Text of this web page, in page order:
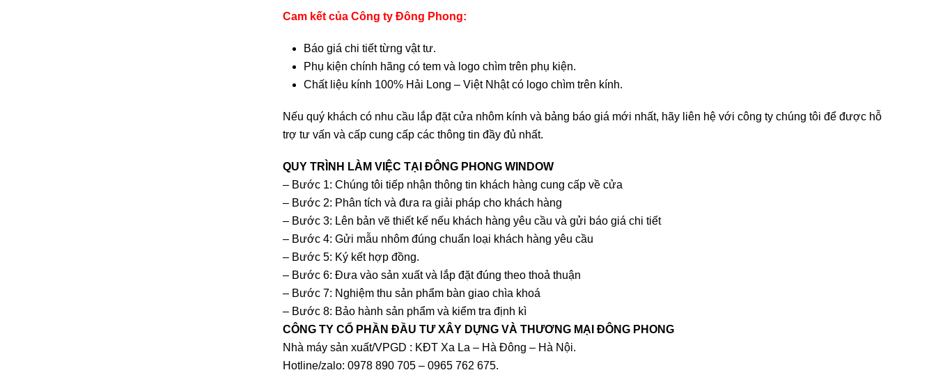
Cam kết của Công ty Đông Phong:
Báo giá chi tiết từng vật tư.
Phụ kiện chính hãng có tem và logo chìm trên phụ kiện.
Chất liệu kính 100% Hải Long – Việt Nhật có logo chìm trên kính.
Nếu quý khách có nhu cầu lắp đặt cửa nhôm kính và bảng báo giá mới nhất, hãy liên hệ với công ty chúng tôi để được hỗ
trợ tư vấn và cấp cung cấp các thông tin đầy đủ nhất.
QUY TRÌNH LÀM VIỆC TẠI ĐÔNG PHONG WINDOW
– Bước 1: Chúng tôi tiếp nhận thông tin khách hàng cung cấp về cửa
– Bước 2: Phân tích và đưa ra giải pháp cho khách hàng
– Bước 3: Lên bản vẽ thiết kế nếu khách hàng yêu cầu và gửi báo giá chi tiết
– Bước 4: Gửi mẫu nhôm đúng chuẩn loại khách hàng yêu cầu
– Bước 5: Ký kết hợp đồng.
– Bước 6: Đưa vào sản xuất và lắp đặt đúng theo thoả thuận
– Bước 7: Nghiệm thu sản phẩm bàn giao chìa khoá
– Bước 8: Bảo hành sản phẩm và kiểm tra định kì
CÔNG TY CỔ PHẦN ĐẦU TƯ XÂY DỰNG VÀ THƯƠNG MẠI ĐÔNG PHONG
Nhà máy sản xuất/VPGD : KĐT Xa La – Hà Đông – Hà Nội.
Hotline/zalo: 0978 890 705 – 0965 762 675.